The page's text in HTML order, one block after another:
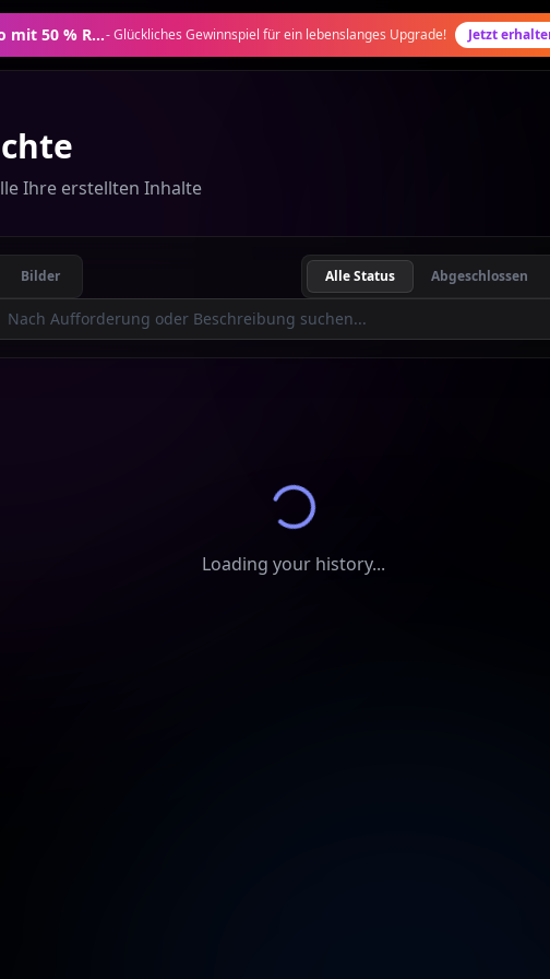
Saisonales Angebot: Jahresabo mit 50 % Rabatt-Glückliches Gewinnspiel für ein lebenslanges Upgrade! Jetzt
Ihre erstellten Inhalte
Bilder Alle Status Abgeschlossen
Loading your history...